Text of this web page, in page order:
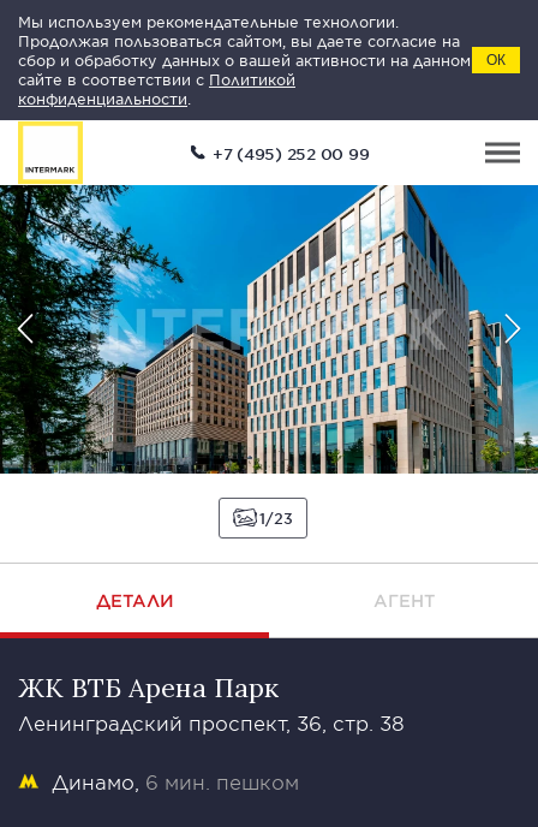
Мы используем рекомендательные технологии.
Продолжая пользоваться сайтом, вы даете согласие на
сбор и обработку данных о вашей активности на данном
сайте в соответствии с Политикой
конфиденциальности
ОК
+7 (495) 252 00 99
1 23
ДЕТАЛИ АГЕНТ
ЖК ВТБ Арена Парк
Ленинградский проспект, 36, стр. 38
Динамо 6 мин. пешком